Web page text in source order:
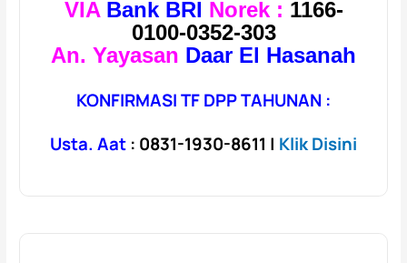
VIA Bank BRI Norek : 1166-
0100-0352-303
An. Yayasan Daar El Hasanah
KONFIRMASI TF DPP TAHUNAN :
Usta. Aat : 0831-1930-8611 | Klik Disini